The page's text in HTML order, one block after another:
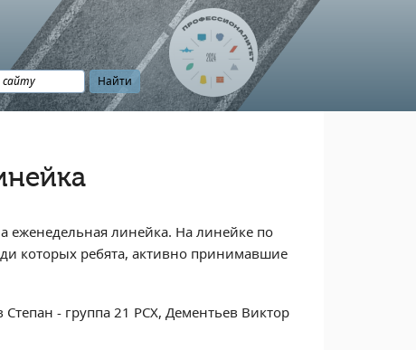
еженедельная линейка. На линейке по
которых ребята, активно принимавшие
- группа 21 РСХ, Дементьев Виктор